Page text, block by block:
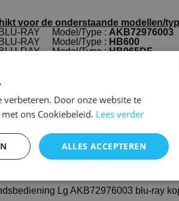
voor de onderstaande modellen/
RAY Model/Type : AKB72976003
RAY Model/Type : HB600
RAY Model/Type :HB965DF
RAY Model/Type :
RAY Model/Type :
BLU-RAY Model/Type :
HB965TZ
RAY Model/Type :HB965TZ-DD
HB965TZ-
BLU-RAY Model/Type :
Lg AKB72976003 blu-ray
Door onze website te
ons Cookiebeleid. Lees verder
ALLES ACCEPTEREN